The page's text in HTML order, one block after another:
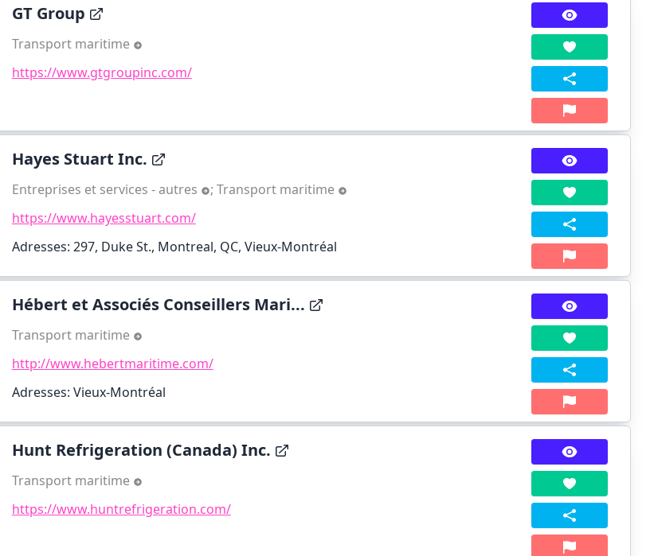
GT Group
Transport maritime
https://www.gtgroupinc.com/
Hayes Stuart Inc.
Entreprises et services - autres ; Transport maritime
https://www.hayesstuart.com/
Adresses: 297, Duke St., Montreal, QC, Vieux-Montréal
Hébert et Associés Conseillers Mari...
Transport maritime
http://www.hebertmaritime.com/
Adresses: Vieux-Montréal
Hunt Refrigeration (Canada) Inc.
Transport maritime
https://www.huntrefrigeration.com/